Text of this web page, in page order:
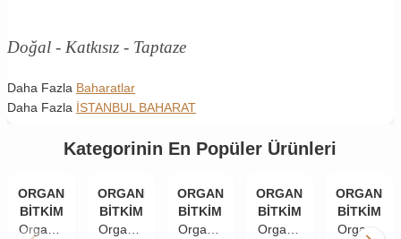
Doğal - Katkısız - Taptaze
Daha Fazla Baharatlar
Daha Fazla İSTANBUL BAHARAT
Kategorinin En Popüler Ürünleri
ORGANİK
BİTKİM
Organik
ORGANİK
BİTKİM
Organik
ORGANİK
BİTKİM
Organik
ORGANİK
BİTKİM
Organik
ORGANİK
BİTKİM
Organik